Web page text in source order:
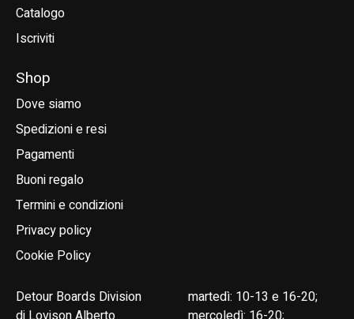
Catalogo
Iscriviti
Shop
Dove siamo
Spedizioni e resi
Pagamenti
Buoni regalo
Termini e condizioni
Privacy policy
Cookie Policy
Detour Boards Division
martedì: 10-13 e 16-20;